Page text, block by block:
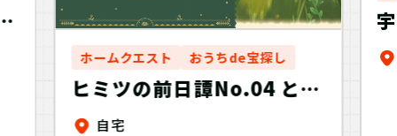
ホームクエスト おうちde宝探し
ヒミツの前日譚No.04 とあ
るカエルの素敵な旅
自宅